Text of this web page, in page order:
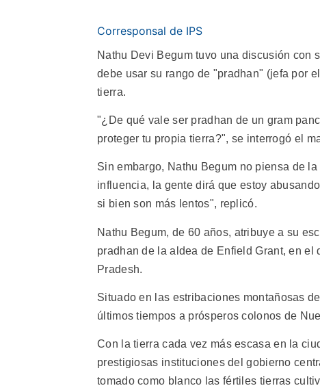
Corresponsal de IPS
Nathu Devi Begum tuvo una discusión con
debe usar su rango de "pradhan" (jefa por
tierra.
"¿De qué vale ser pradhan de un gram
proteger tu propia tierra?", se interrogó el
Sin embargo, Nathu Begum no piensa de
influencia, la gente dirá que estoy
si bien son más lentos", replicó.
Nathu Begum, de 60 años, atribuye a su
pradhan de la aldea de Enfield Grant, en
Pradesh.
Situado en las estribaciones montañosas
últimos tiempos a prósperos colonos de
Con la tierra cada vez más escasa en la
prestigiosas instituciones del gobierno
tomado como blanco las fértiles tierras